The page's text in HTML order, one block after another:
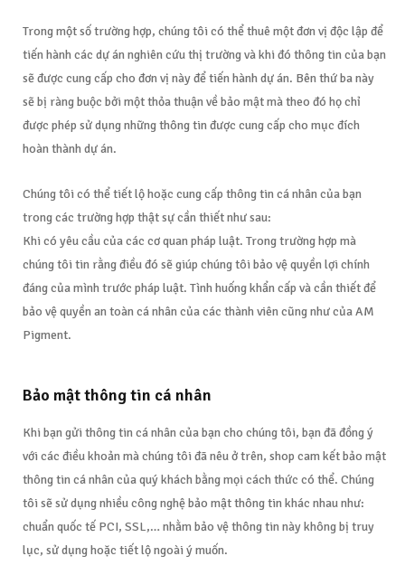
Trong một số trường hợp, chúng tôi có thể thuê một đơn vị độc lập để
tiến hành các dự án nghiên cứu thị trường và khi đó thông tin của bạn
sẽ được cung cấp cho đơn vị này để tiến hành dự án. Bên thứ ba này
sẽ bị ràng buộc bởi một thỏa thuận về bảo mật mà theo đó họ chỉ
được phép sử dụng những thông tin được cung cấp cho mục đích
hoàn thành dự án.
Chúng tôi có thể tiết lộ hoặc cung cấp thông tin cá nhân của bạn
trong các trường hợp thật sự cần thiết như sau:
Khi có yêu cầu của các cơ quan pháp luật. Trong trường hợp mà
chúng tôi tin rằng điều đó sẽ giúp chúng tôi bảo vệ quyền lợi chính
đáng của mình trước pháp luật. Tình huống khẩn cấp và cần thiết để
bảo vệ quyền an toàn cá nhân của các thành viên cũng như của AM
Pigment.
Bảo mật thông tin cá nhân
Khi bạn gửi thông tin cá nhân của bạn cho chúng tôi, bạn đã đồng ý
với các điều khoản mà chúng tôi đã nêu ở trên, shop cam kết bảo mật
thông tin cá nhân của quý khách bằng mọi cách thức có thể. Chúng
tôi sẽ sử dụng nhiều công nghệ bảo mật thông tin khác nhau như:
chuẩn quốc tế PCI, SSL,… nhằm bảo vệ thông tin này không bị truy
lục, sử dụng hoặc tiết lộ ngoài ý muốn.